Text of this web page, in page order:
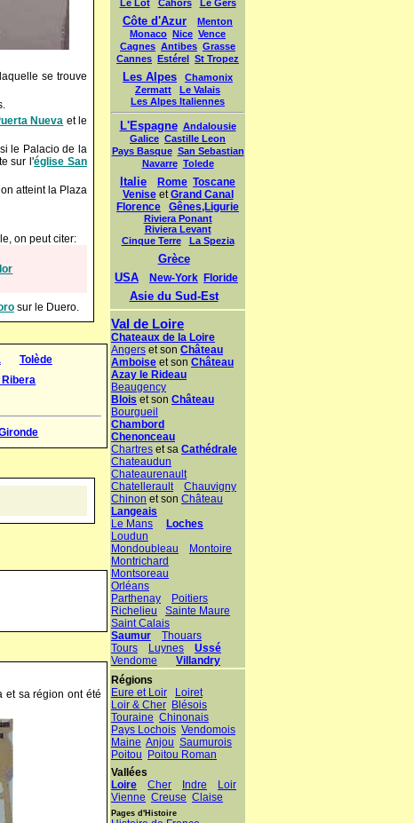
se trouve
Nueva et le
le Palacio de la
sur l'église San
atteint la Plaza
on peut citer:
sur le Duero.
Tolède
Ribera
et sa région ont été